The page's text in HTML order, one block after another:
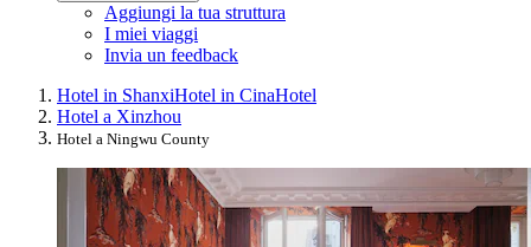
Aggiungi la tua struttura
I miei viaggi
Invia un feedback
Hotel in ShanxiHotel in CinaHotel
Hotel a Xinzhou
Hotel a Ningwu County